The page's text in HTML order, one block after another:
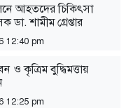
আহতদের চিকিৎসা
ডা. শামীম গ্রেপ্তার
12:40 pm
ও কৃত্রিম বুদ্ধিমত্তায়
12:25 pm